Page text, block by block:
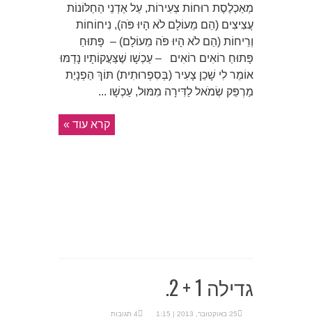
מְאַכְלֶסֶת רוּחוֹת צְעִירוֹת, עַל אַדְנֵי הַחַלּוֹנוֹת
עֲצִיצִים (הֵם מֵעוֹלָם לֹא הָיוּ פֹּה), נִיחוֹחוֹת
וְרֵיחוֹת (הֵם לֹא הָיוּ פֹּה מֵעוֹלָם) – פָּתוּחַ
פָּתוּחַ רוֹאִים רוֹאִים – עַכְשָׁו שֶׁצַּעֲקוֹתָיו נָדַמּוּ
אוֹמֵר לִי שָׁכֵן צָעִיר (בְּסִפְרוּתִית) תּוֹךְ הַפְנָיַת
מַרְפֵּק שְׂמֹאל לַדִּירָה מִמּוּל, עַכְשָׁו ...
קרא עוד »
גדילה 1 + 2.
25 באוקטובר, 2013 | 1:15 4 תגובות